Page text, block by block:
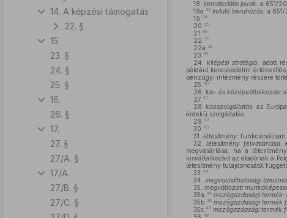
14. A képzési támogatás
22. §
15.
23. §
24. §
25. §
16.
26. §
17.
27. §
27/A. §
17/A.
27/B. §
27/C. §
18. immateriális javak: a 651/
18a. 33 induló beruházás: a 651/
19. 34
20. 35
21. 36
22. 37
22a. 38
23. 39
24. kilépési stratégia: adott
például kereskedelmi
pénzügyi intézmény részére
25. 40
26. kis- és középvállalkozás:
27. 41
28. közszolgáltatás: az
érdekű szolgáltatás,
29. 42
30. 43
31. létesítmény: funkcionálisan
32.
létesítmény felvásárlása:
megvásárlása, ha a
kisvállalkozást az eladónak a
létesítmény tulajdonosától
33. 44
34. megvalósíthatósági
35. megváltozott
35a. 45 mezőgazdasági termék:
35b. 46 mezőgazdasági termék
35c. 47 mezőgazdasági termék
48